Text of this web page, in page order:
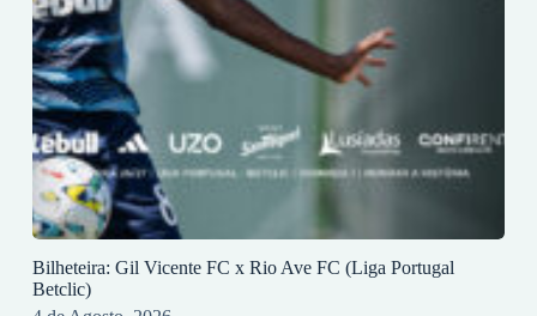
Bilheteira: Gil Vicente FC x Rio Ave FC (Liga Portugal
Betclic)